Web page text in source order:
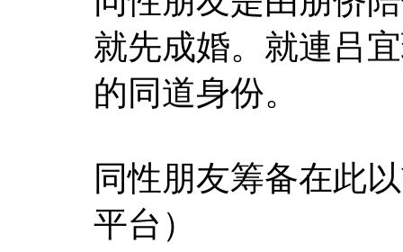
就先成婚。就連吕
的同道身份。
同性朋友筹备在此
平台）